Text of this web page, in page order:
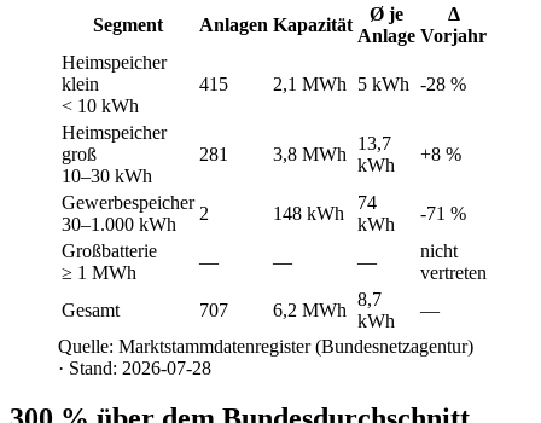
Segment
Anlagen Kapazität
Ø je
Anlage
Δ
Vorjahr
Heimspeicher
klein
< 10 kWh
415 2,1 MWh 5 kWh -28 %
Heimspeicher
groß
10–30 kWh
281 3,8 MWh
13,7
kWh
+8 %
Gewerbespeicher
30–1.000 kWh
2 148 kWh
74
kWh
-71 %
Großbatterie
≥ 1 MWh
— — —
nicht
vertreten
Gesamt
707 6,2 MWh
8,7
kWh
—
Quelle: Marktstammdatenregister (Bundesnetzagentur)
· Stand: 2026-07-28